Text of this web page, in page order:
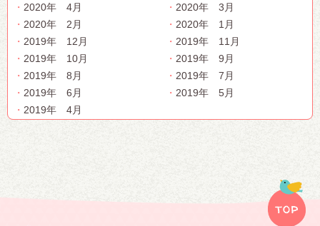
2020年 4月
2020年 3月
2020年 2月
2020年 1月
2019年 12月
2019年 11月
2019年 10月
2019年 9月
2019年 8月
2019年 7月
2019年 6月
2019年 5月
2019年 4月